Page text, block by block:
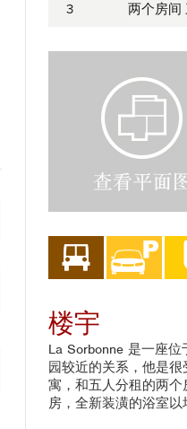
3 两个房间
o
P
l
a
s
楼宇
La Sorbonne 是一座
园较近的关系，他是
寓，和五人分租的两
房，全新装潢的浴室以